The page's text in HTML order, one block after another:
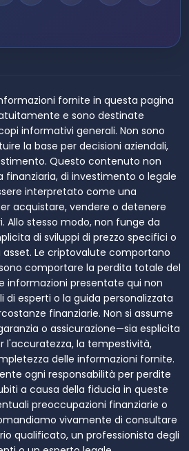
fornite in questa pagina
e sono destinate
informativi generali. Non sono
la base per decisioni aziendali,
Questo contenuto non
finanziaria, di investimento o legale
interpretato come una
acquistare, vendere o detenere
Allo stesso modo, non funge da
di sviluppi di prezzo specifici o
Le criptovalute comportano
comportare la perdita totale del
informazioni presentate qui non
di esperti o la guida personalizzata
finanziarie. Non si assume
o assicurazione—sia esplicita
l'accuratezza, la tempestività,
delle informazioni fornite.
ogni responsabilità per perdite
a causa della fiducia in queste
preoccupazioni finanziarie o
vivamente di consultare
qualificato, un professionista degli